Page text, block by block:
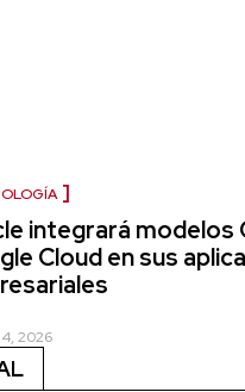
integrará modelos
Cloud en sus
2026